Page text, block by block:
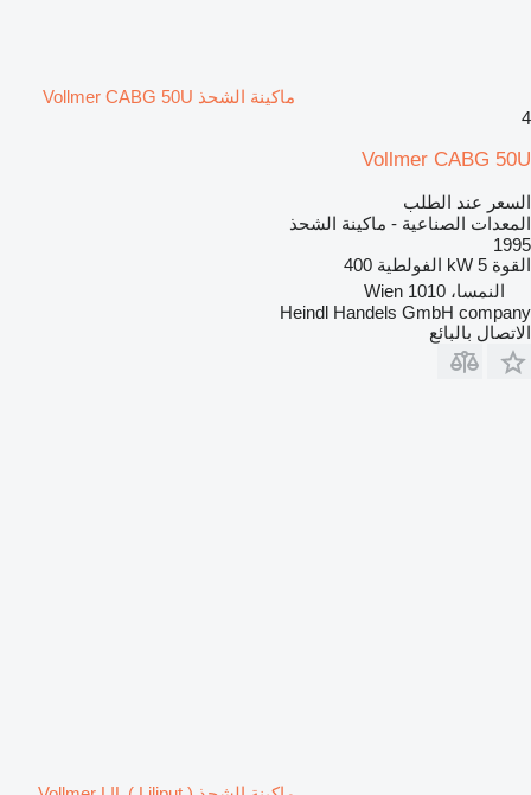
ماكينة الشحذ Vollmer CABG 50U
4
Vollmer CABG 50U
السعر عند الطلب
المعدات الصناعية - ماكينة الشحذ
1995
القوة 5 kW الفولطية 400
النمسا، 1010 Wien
Heindl Handels GmbH company
الاتصال بالبائع